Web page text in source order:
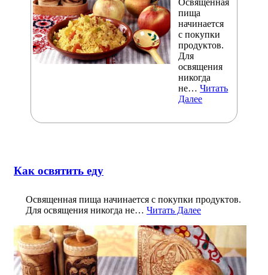
Освященная
пища
начинается
с покупки
продуктов.
Для
освящения
никогда
не…Читать
Далее
Как освятить еду
Освященная пища начинается с покупки продуктов.
Для освящения никогда не… Читать Далее